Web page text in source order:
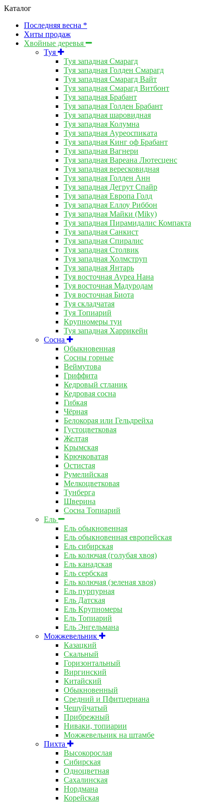
Каталог
Последняя весна *
Хиты продаж
Хвойные деревья
Туя
Туя западная Смарагд
Туя западная Голден Смарагд
Туя западная Смарагд Вайт
Туя западная Смарагд Витбонт
Туя западная Брабант
Туя западная Голден Брабант
Туя западная шаровидная
Туя западная Колумна
Туя западная Ауреоспиката
Туя западная Кинг оф Брабант
Туя западная Вагнери
Туя западная Вареана Лютесценс
Туя западная вересковидная
Туя западная Голден Анн
Туя западная Дегрут Спайр
Туя западная Европа Голд
Туя западная Еллоу Риббон
Туя западная Майки (Miky)
Туя западная Пирамидалис Компакта
Туя западная Санкист
Туя западная Спиралис
Туя западная Столвик
Туя западная Холмструп
Туя западная Янтарь
Туя восточная Ауреа Нана
Туя восточная Мадуродам
Туя восточная Биота
Туя складчатая
Туя Топиарий
Крупномеры туи
Туя западная Харрикейн
Сосна
Обыкновенная
Сосны горные
Веймутова
Гриффита
Кедровый стланик
Кедровая сосна
Гибкая
Чёрная
Белокорая или Гельдрейха
Густоцветковая
Желтая
Крымская
Крючковатая
Остистая
Румелийская
Мелкоцветковая
Тунберга
Шверина
Сосна Топиарий
Ель
Ель обыкновенная
Ель обыкновенная европейская
Ель сибирская
Ель колючая (голубая хвоя)
Ель канадская
Ель сербская
Ель колючая (зеленая хвоя)
Ель пурпурная
Ель Датская
Ель Крупномеры
Ель Топиарий
Ель Энгельмана
Можжевельник
Казацкий
Скальный
Горизонтальный
Виргинский
Китайский
Обыкновенный
Средний и Пфитцериана
Чешуйчатый
Прибрежный
Ниваки, топиарии
Можжевельник на штамбе
Пихта
Высокорослая
Сибирская
Одноцветная
Сахалинская
Нордмана
Корейская